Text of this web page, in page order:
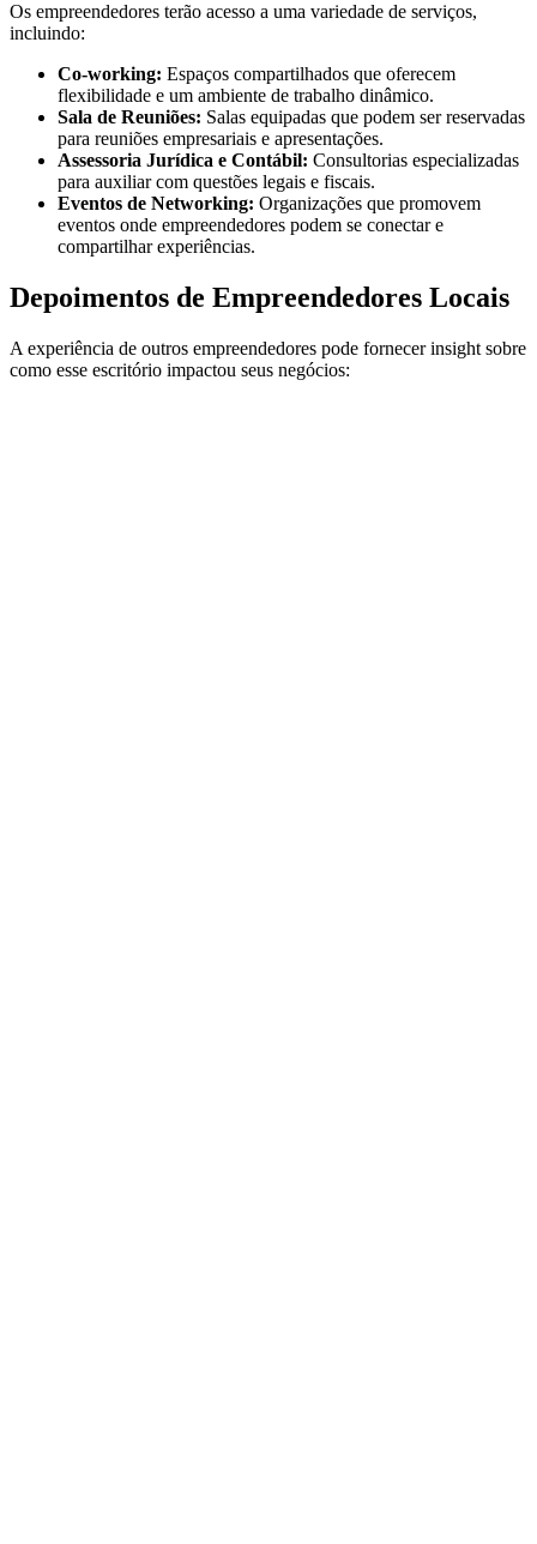
Os empreendedores terão acesso a uma variedade de serviços,
incluindo:
Co-working: Espaços compartilhados que oferecem
flexibilidade e um ambiente de trabalho dinâmico.
Sala de Reuniões: Salas equipadas que podem ser reservadas
para reuniões empresariais e apresentações.
Assessoria Jurídica e Contábil: Consultorias especializadas
para auxiliar com questões legais e fiscais.
Eventos de Networking: Organizações que promovem
eventos onde empreendedores podem se conectar e
compartilhar experiências.
Depoimentos de Empreendedores Locais
A experiência de outros empreendedores pode fornecer insight sobre
como esse escritório impactou seus negócios: